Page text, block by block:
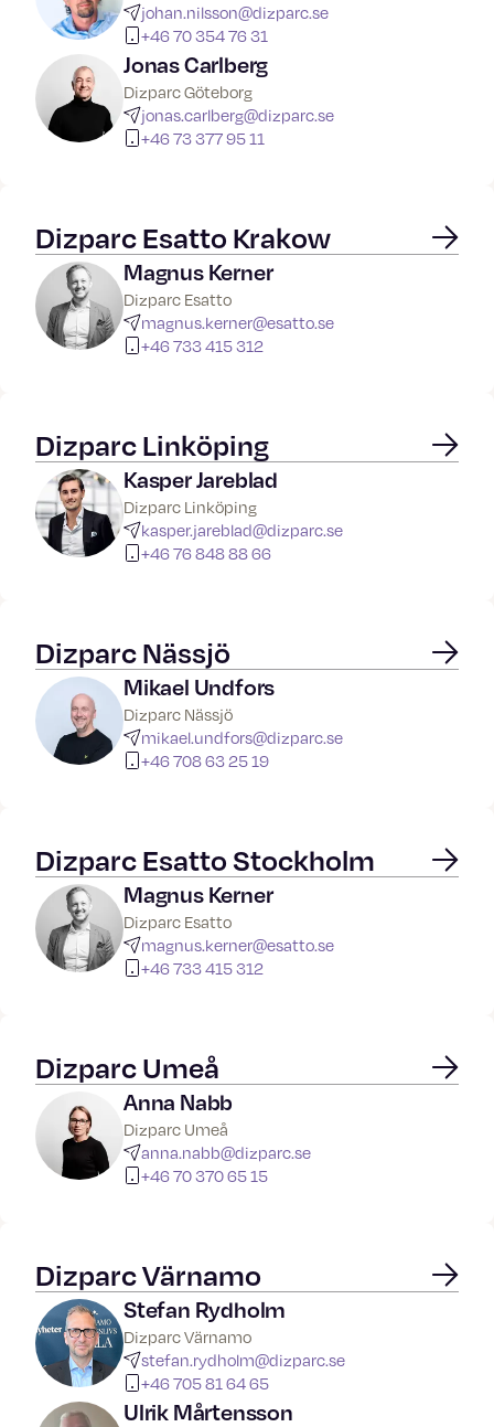
johan.nilsson@dizparc.se
+46 70 354 76 31
Jonas Carlberg
Dizparc Göteborg
jonas.carlberg@dizparc.se
+46 73 377 95 11
Dizparc Esatto Krakow
Magnus Kerner
Dizparc Esatto
magnus.kerner@esatto.se
+46 733 415 312
Dizparc Linköping
Kasper Jareblad
Dizparc Linköping
kasper.jareblad@dizparc.se
+46 76 848 88 66
Dizparc Nässjö
Mikael Undfors
Dizparc Nässjö
mikael.undfors@dizparc.se
+46 708 63 25 19
Dizparc Esatto Stockholm
Magnus Kerner
Dizparc Esatto
magnus.kerner@esatto.se
+46 733 415 312
Dizparc Umeå
Anna Nabb
Dizparc Umeå
anna.nabb@dizparc.se
+46 70 370 65 15
Dizparc Värnamo
Stefan Rydholm
Dizparc Värnamo
stefan.rydholm@dizparc.se
+46 705 81 64 65
Ulrik Mårtensson